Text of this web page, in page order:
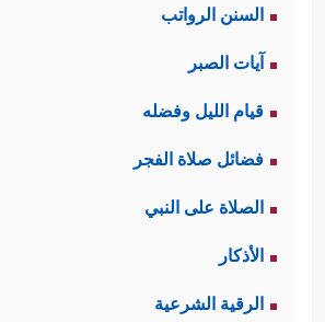
السنن الرواتب
آيات الصبر
قيام الليل وفضله
فضائل صلاة الفجر
الصلاة على النبي
الأذكار
الرقية الشرعية